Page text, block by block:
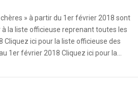
» à partir du 1er février 2018 sont
la liste officieuse reprenant toutes les
Cliquez ici pour la liste officieuse des
1er février 2018 Cliquez ici pour la…